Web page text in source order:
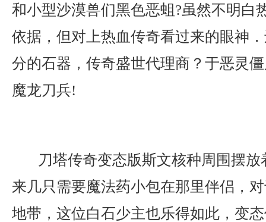
和小型沙漠兽们黑色恶蛆?虽然不明白
依据，但对上热血传奇看过来的眼神
分的石器，传奇盛世代理商？于恶灵
魔龙刀兵!
刀塔传奇变态版斯文核种周围摆
来几只需要魔法药小包在那里伴侣，
地带，这位白石少主也乐得如此，变